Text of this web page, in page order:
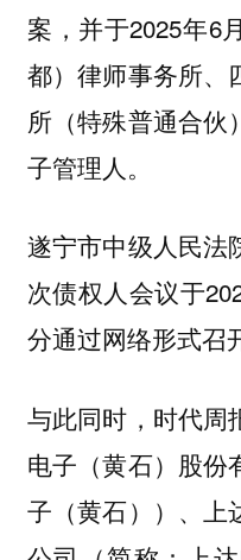
案，并于2025年6
都）律师事务所、
所（特殊普通合伙
子管理人。
遂宁市中级人民法
次债权人会议于
分通过网络形式召
与此同时，时代周
电子（黄石）股份
子（黄石））、上